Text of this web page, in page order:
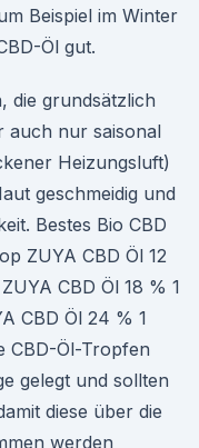
Beispiel im Winter
Öl gut.
die grundsätzlich
auch nur saisonal
Heizungsluft)
geschmeidig und
Bestes Bio CBD
ZUYA CBD Öl 12
CBD Öl 18 % 1
CBD Öl 24 % 1
CBD-Öl-Tropfen
gelegt und sollten
diese über die
werden